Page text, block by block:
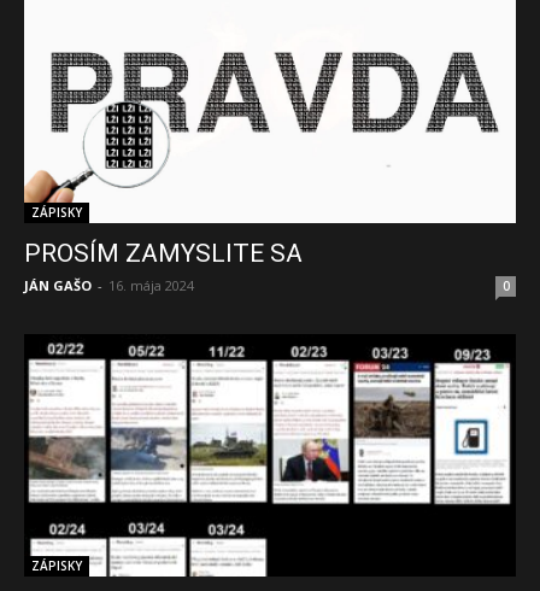
ZÁPISKY
PROSÍM ZAMYSLITE SA
JÁN GAŠO - 16. mája 2024 0
ZÁPISKY